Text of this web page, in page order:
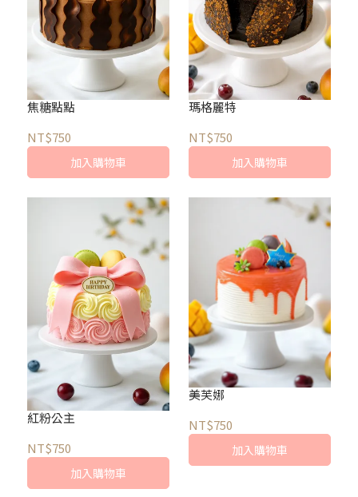
焦糖點點
NT$750
加入購物車
瑪格麗特
NT$750
加入購物車
紅粉公主
NT$750
加入購物車
美芙娜
NT$750
加入購物車